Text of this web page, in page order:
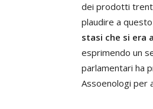
dei prodotti
plaudire a
stasi che si era
esprimendo un
parlamentari ha
Assoenologi per